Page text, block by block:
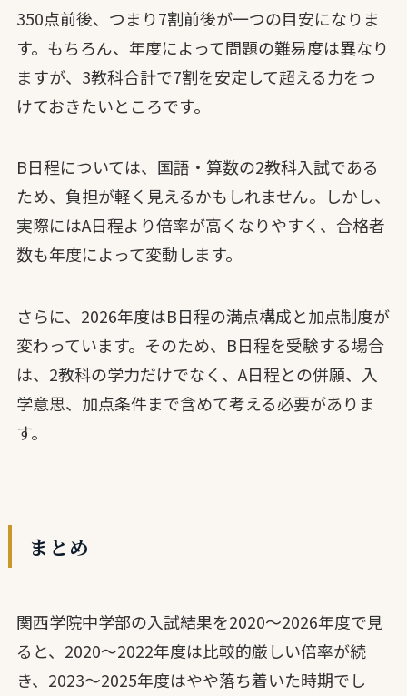
350点前後、つまり7割前後が一つの目安になりま
す。もちろん、年度によって問題の難易度は異なり
ますが、3教科合計で7割を安定して超える力をつ
けておきたいところです。
B日程については、国語・算数の2教科入試である
ため、負担が軽く見えるかもしれません。しかし、
実際にはA日程より倍率が高くなりやすく、合格者
数も年度によって変動します。
さらに、2026年度はB日程の満点構成と加点制度が
変わっています。そのため、B日程を受験する場合
は、2教科の学力だけでなく、A日程との併願、入
学意思、加点条件まで含めて考える必要がありま
す。
まとめ
関西学院中学部の入試結果を2020〜2026年度で見
ると、2020〜2022年度は比較的厳しい倍率が続
き、2023〜2025年度はやや落ち着いた時期でし